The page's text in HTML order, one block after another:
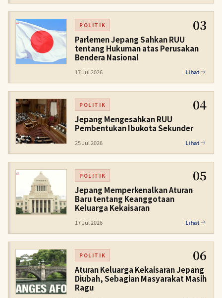
POLITIK 03
Parlemen Jepang Sahkan RUU
tentang Hukuman atas Perusakan
Bendera Nasional
17 Jul 2026 Lihat
POLITIK 04
Jepang Mengesahkan RUU
Pembentukan Ibukota Sekunder
25 Jul 2026 Lihat
POLITIK 05
Jepang Memperkenalkan Aturan
Baru tentang Keanggotaan
Keluarga Kekaisaran
17 Jul 2026 Lihat
POLITIK 06
Aturan Keluarga Kekaisaran Jepang
Diubah, Sebagian Masyarakat Masih
Ragu